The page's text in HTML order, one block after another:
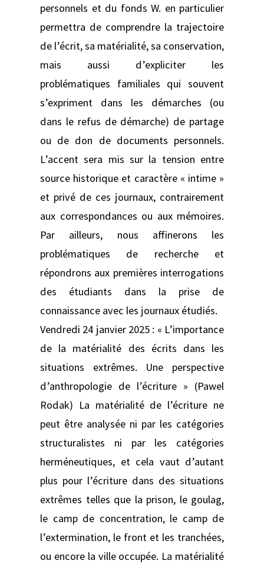
personnels et du fonds W. en particulier
permettra de comprendre la trajectoire
de l’écrit, sa matérialité, sa conservation,
mais aussi d’expliciter les
problématiques familiales qui souvent
s’expriment dans les démarches (ou
dans le refus de démarche) de partage
ou de don de documents personnels.
L’accent sera mis sur la tension entre
source historique et caractère « intime »
et privé de ces journaux, contrairement
aux correspondances ou aux mémoires.
Par ailleurs, nous affinerons les
problématiques de recherche et
répondrons aux premières interrogations
des étudiants dans la prise de
connaissance avec les journaux étudiés.
Vendredi 24 janvier 2025 : « L’importance
de la matérialité des écrits dans les
situations extrêmes. Une perspective
d’anthropologie de l’écriture » (Pawel
Rodak) La matérialité de l’écriture ne
peut être analysée ni par les catégories
structuralistes ni par les catégories
herméneutiques, et cela vaut d’autant
plus pour l’écriture dans des situations
extrêmes telles que la prison, le goulag,
le camp de concentration, le camp de
l’extermination, le front et les tranchées,
ou encore la ville occupée. La matérialité